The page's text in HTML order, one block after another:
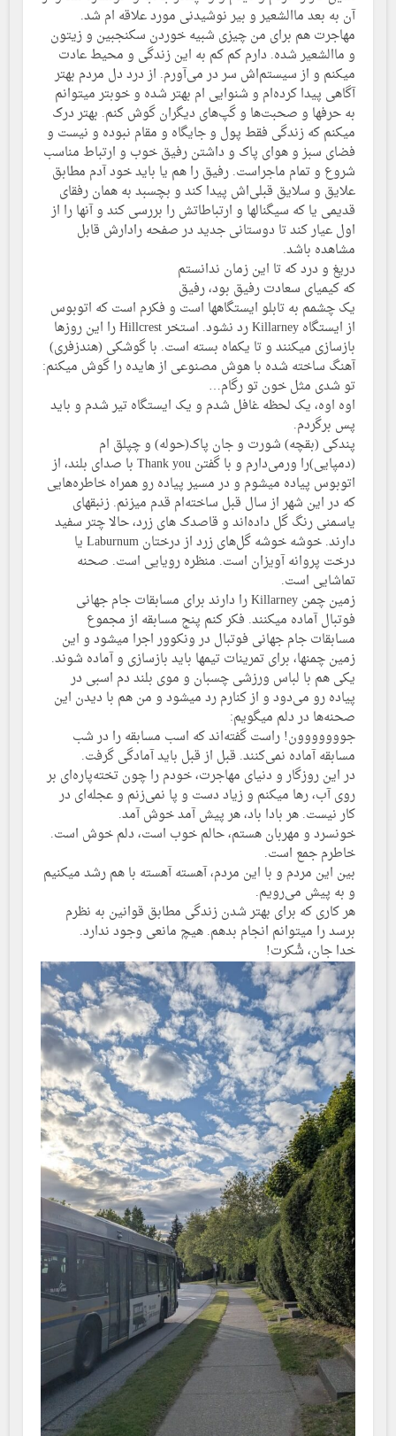
آن به بعد ماالشعیر و بیر نوشیدنی مورد علاقه ام شد.
مهاجرت هم برای من چیزی شبیه خوردن سکنجبین و زیتون
و ماالشعیر شده. دارم کم کم به این زندگی و محیط عادت
میکنم و از سیستم‌اش سر در می‌آورم. از درد دل مردم بهتر
آگاهی پیدا کرده‌ام و شنوایی ام بهتر شده و خوبتر میتوانم
به حرفها و صحبت‌ها و گپ‌های دیگران گوش کنم. بهتر درک
میکنم که زندگی فقط پول و جایگاه و مقام نبوده و نیست و
فضای سبز و هوای پاک و داشتن رفیق خوب و ارتباط مناسب
شروع و تمام ماجراست. رفیق را هم یا باید خود آدم مطابق
علایق و سلایق قبلی‌اش پیدا کند و بچسبد به همان رفقای
قدیمی یا که سیگنالها و ارتباطاتش را بررسی کند و آنها را از
اول عیار کند تا دوستانی جدید در صفحه رادارش قابل
مشاهده باشد.
دریغ و درد که تا این زمان ندانستم
که کیمیای سعادت رفیق بود، رفیق
یک چشمم به تابلو ایستگاهها است و فکرم است که اتوبوس
از ایستگاه Killarney رد نشود. استخر Hillcrest را این روزها
بازسازی میکنند و تا یکماه بسته است. با گوشکی (هندزفری)
آهنگ ساخته شده با هوش مصنوعی از هایده را گوش میکنم:
تو شدی مثل خون تو رگام…
اوه اوه، یک لحظه غافل شدم و یک ایستگاه تیر شدم و باید
پس برگردم.
پندکی (بقچه) شورت و جان پاک(حوله) و چپلق ام
(دمپایی)را ورمی‌دارم و با گفتن Thank you با صدای بلند، از
اتوبوس پیاده میشوم و در مسیر پیاده رو همراه خاطره‌هایی
که در این شهر از سال قبل ساخته‌ام قدم میزنم. زنبقهای
یاسمنی رنگ گل داده‌اند و قاصدک های زرد، حالا چتر سفید
دارند. خوشه خوشه گل‌های زرد از درختان Laburnum یا
درخت پروانه آویزان است. منظره رویایی است. صحنه
تماشایی است.
زمین چمن Killarney را دارند برای مسابقات جام جهانی
فوتبال آماده میکنند. فکر کنم پنج مسابقه از مجموع
مسابقات جام جهانی فوتبال در ونکوور اجرا میشود و این
زمین چمنها، برای تمرینات تیمها باید بازسازی و آماده شوند.
یکی هم با لباس ورزشی چسبان و موی بلند دم اسبی در
پیاده رو می‌دود و از کنارم رد میشود و من هم با دیدن این
صحنه‌ها در دلم میگویم:
جووووووون! راست گفته‌اند که اسب مسابقه را در شب
مسابقه آماده نمی‌کنند. قبل از قبل باید آمادگی گرفت.
در این روزگار و دنیای مهاجرت، خودم را چون تخته‌پاره‌ای بر
روی آب، رها میکنم و زیاد دست و پا نمی‌زنم و عجله‌ای در
کار نیست. هر بادا باد، هر پیش آمد خوش آمد.
خونسرد و مهربان هستم، حالم خوب است، دلم خوش است.
خاطرم جمع است.
بین این مردم و با این مردم، آهسته آهسته با هم رشد میکنیم
و به پیش می‌رویم.
هر کاری که برای بهتر شدن زندگی مطابق قوانین به نظرم
برسد را میتوانم انجام بدهم. هیچ مانعی وجود ندارد.
خدا جان، شُکرت!